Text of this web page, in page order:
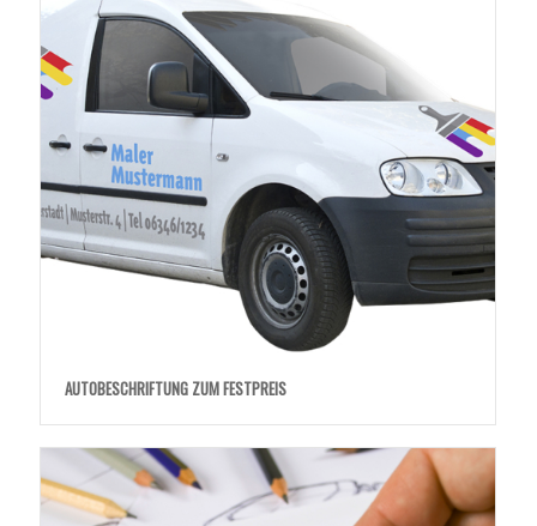
AUTOBESCHRIFTUNG ZUM FESTPREIS